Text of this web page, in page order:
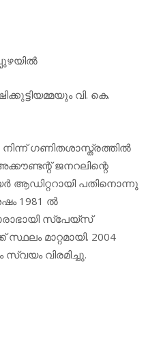
വി. കെ.
ഗണിതശാസ്ത്രത്തില്‍
ജനറലിന്റെ
ആഡിറ്ററായി പതിനൊന്നു
1981 ല്‍
സ്‌പേയ്‌സ്
മാറ്റമായി. 2004
വിരമിച്ചു.